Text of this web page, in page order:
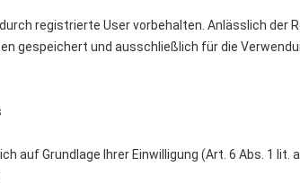
registrierte User vorbehalten. Anlässlich der
gespeichert und ausschließlich für die
auf Grundlage Ihrer Einwilligung (Art. 6 Abs. 1 lit. a